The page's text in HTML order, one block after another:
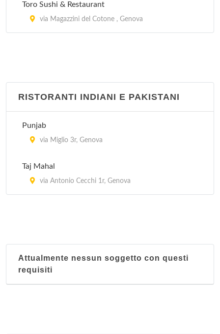
Toro Sushi & Restaurant
via Magazzini del Cotone , Genova
RISTORANTI INDIANI E PAKISTANI
Punjab
via Miglio 3r, Genova
Taj Mahal
via Antonio Cecchi 1r, Genova
Attualmente nessun soggetto con questi
requisiti